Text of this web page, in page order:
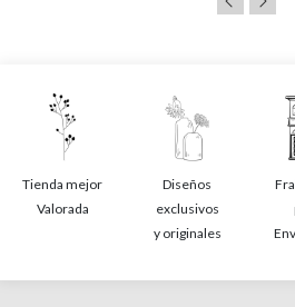
Tienda mejor
Valorada
Diseños
exclusivos
y originales